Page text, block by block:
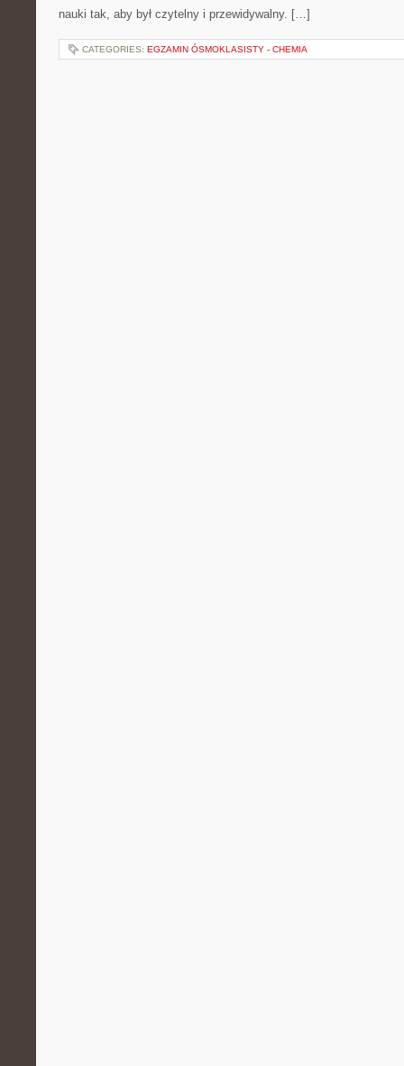
nauki tak, aby był czytelny i przewidywalny. […]
CATEGORIES: EGZAMIN ÓSMOKLASISTY - CHEMIA